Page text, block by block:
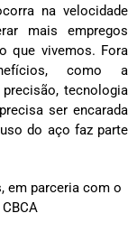
na velocidade
mais empregos
que vivemos. Fora
como a
tecnologia
ser encarada
do aço faz parte
em parceria com o